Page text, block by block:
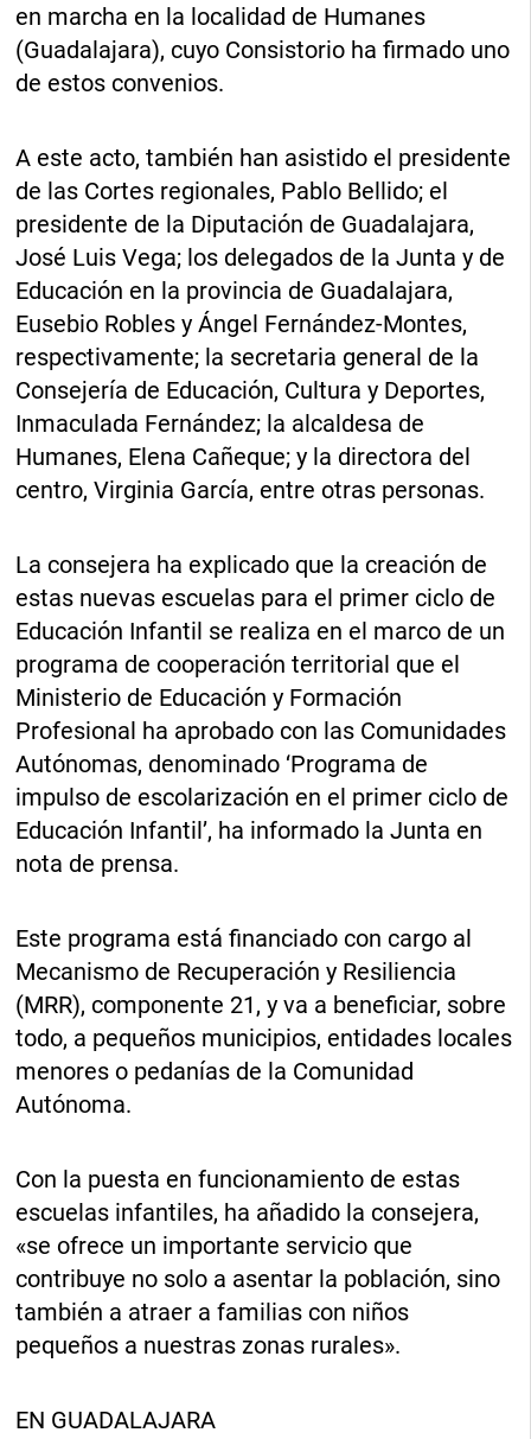
en marcha en la localidad de Humanes
(Guadalajara), cuyo Consistorio ha firmado uno
de estos convenios.
A este acto, también han asistido el presidente
de las Cortes regionales, Pablo Bellido; el
presidente de la Diputación de Guadalajara,
José Luis Vega; los delegados de la Junta y de
Educación en la provincia de Guadalajara,
Eusebio Robles y Ángel Fernández-Montes,
respectivamente; la secretaria general de la
Consejería de Educación, Cultura y Deportes,
Inmaculada Fernández; la alcaldesa de
Humanes, Elena Cañeque; y la directora del
centro, Virginia García, entre otras personas.
La consejera ha explicado que la creación de
estas nuevas escuelas para el primer ciclo de
Educación Infantil se realiza en el marco de un
programa de cooperación territorial que el
Ministerio de Educación y Formación
Profesional ha aprobado con las Comunidades
Autónomas, denominado ‘Programa de
impulso de escolarización en el primer ciclo de
Educación Infantil’, ha informado la Junta en
nota de prensa.
Este programa está financiado con cargo al
Mecanismo de Recuperación y Resiliencia
(MRR), componente 21, y va a beneficiar, sobre
todo, a pequeños municipios, entidades locales
menores o pedanías de la Comunidad
Autónoma.
Con la puesta en funcionamiento de estas
escuelas infantiles, ha añadido la consejera,
«se ofrece un importante servicio que
contribuye no solo a asentar la población, sino
también a atraer a familias con niños
pequeños a nuestras zonas rurales».
EN GUADALAJARA